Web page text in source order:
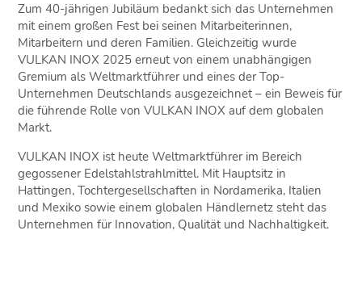
Zum 40-jährigen Jubiläum bedankt sich das Unternehmen
mit einem großen Fest bei seinen Mitarbeiterinnen,
Mitarbeitern und deren Familien. Gleichzeitig wurde
VULKAN INOX 2025 erneut von einem unabhängigen
Gremium als Weltmarktführer und eines der Top-
Unternehmen Deutschlands ausgezeichnet – ein Beweis für
die führende Rolle von VULKAN INOX auf dem globalen
Markt.
VULKAN INOX ist heute Weltmarktführer im Bereich
gegossener Edelstahlstrahlmittel. Mit Hauptsitz in
Hattingen, Tochtergesellschaften in Nordamerika, Italien
und Mexiko sowie einem globalen Händlernetz steht das
Unternehmen für Innovation, Qualität und Nachhaltigkeit.